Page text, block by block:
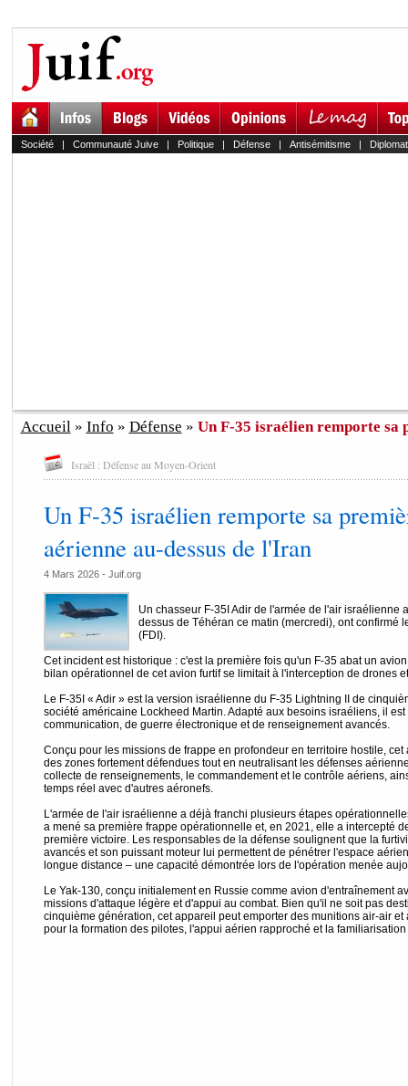
Société| Communauté Juive| Politique| Défense| Antisémitisme|
Accueil» Info » Défense » Un F-35 israélien remporte sa
Israël : Défense au Moyen-Orient
Un F-35 israélien remporte sa
aérienne au-dessus de l'Iran
4 Mars 2026 - Juif.org
Un chasseur F-35I Adir de l'armée de l'air israélienne
dessus de Téhéran ce matin (mercredi), ont confirmé
(FDI).
Cet incident est historique : c'est la première fois qu'un F-35 abat un
bilan opérationnel de cet avion furtif se limitait à l'interception de drones
Le F-35I « Adir » est la version israélienne du F-35 Lightning II de
société américaine Lockheed Martin. Adapté aux besoins israéliens, il
communication, de guerre électronique et de renseignement avancés.
Conçu pour les missions de frappe en profondeur en territoire hostile,
des zones fortement défendues tout en neutralisant les défenses
collecte de renseignements, le commandement et le contrôle aériens,
temps réel avec d'autres aéronefs.
L'armée de l'air israélienne a déjà franchi plusieurs étapes
a mené sa première frappe opérationnelle et, en 2021, elle a intercepté
première victoire. Les responsables de la défense soulignent que la
avancés et son puissant moteur lui permettent de pénétrer l'espace
longue distance – une capacité démontrée lors de l'opération menée
Le Yak-130, conçu initialement en Russie comme avion d'entraînement
missions d'attaque légère et d'appui au combat. Bien qu'il ne soit pas
cinquième génération, cet appareil peut emporter des munitions air-air
pour la formation des pilotes, l'appui aérien rapproché et la